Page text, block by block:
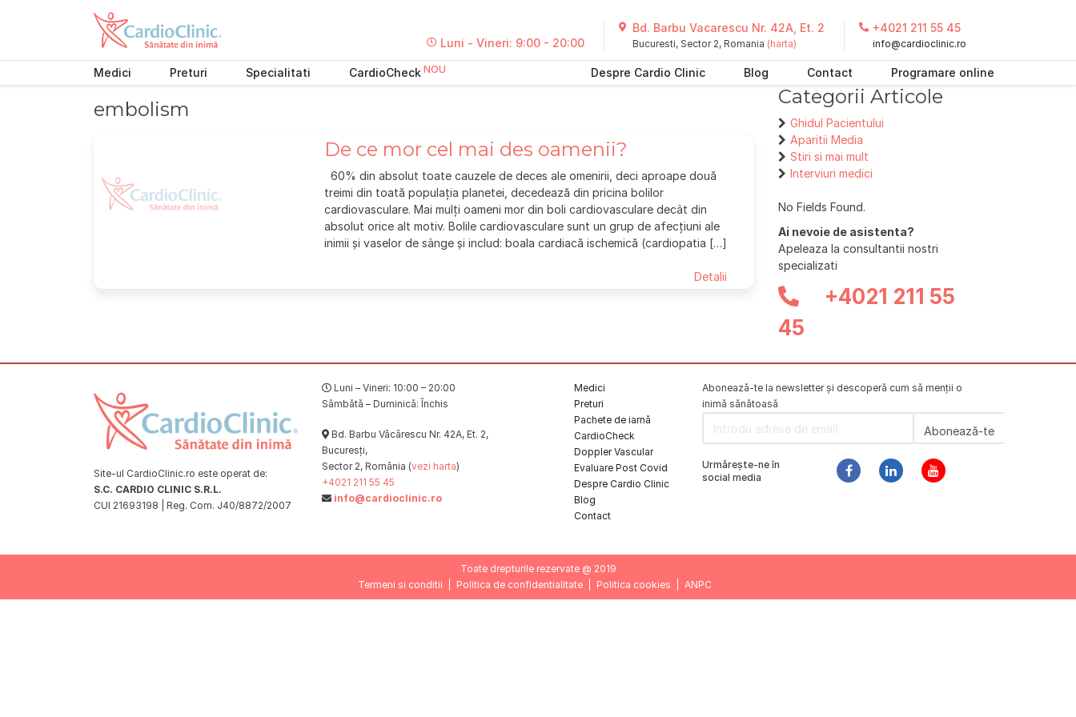
Luni - Vineri: 9:00 - 20:00
Bd. Barbu Vacarescu Nr. 42A, Et. 2
Bucuresti, Sector 2, Romania (harta)
+4021 211 55 45
info@cardioclinic.ro
Medici Preturi Specialitati CardioCheck Despre Cardio Clinic Blog Contact Programare online
embolism
De ce mor cel mai des oamenii?
60% din absolut toate cauzele de deces ale omenirii, deci aproape două
treimi din toată populația planetei, decedează din pricina bolilor
cardiovasculare. Mai mulți oameni mor din boli cardiovasculare decât din
absolut orice alt motiv. Bolile cardiovasculare sunt un grup de afecțiuni ale
inimii și vaselor de sânge și includ: boala cardiacă ischemică (cardiopatia […]
Detalii
Categorii Articole
Ghidul Pacientului
Aparitii Media
Stiri si mai mult
Interviuri medici
No Fields Found.
Ai nevoie de asistenta?
Apeleaza la consultantii nostri
specializati
+4021 211 55
45
Site-ul CardioClinic.ro este operat de:
S.C. CARDIO CLINIC S.R.L.
CUI 21693198 | Reg. Com. J40/8872/2007
Luni – Vineri: 10:00 – 20:00
Sâmbătă – Duminică: Închis
Bd. Barbu Văcărescu Nr. 42A, Et. 2,
Bucuresți,
Sector 2, România (vezi harta)
+4021 211 55 45
info@cardioclinic.ro
Medici
Preturi
Pachete de iarnă
CardioCheck
Doppler Vascular
Evaluare Post Covid
Despre Cardio Clinic
Blog
Contact
Abonează-te la newsletter și descoperă cum să menții o
inimă sănătoasă
Urmărește-ne în
social media
Toate drepturile rezervate @ 2019
Termeni si conditii
Politica de confidentialitate Politica cookies ANPC